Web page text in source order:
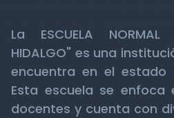
La ESCUELA NORMAL
HIDALGO" es una
encuentra en el estado
Esta escuela se
docentes y cuenta con